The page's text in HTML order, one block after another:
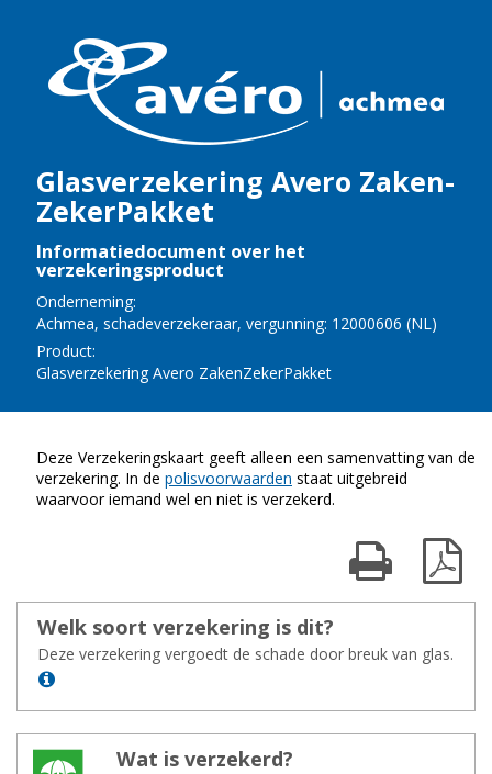
Glas­ver­ze­ke­ring Avero Za­ken­
Ze­ker­Pak­ket
Informatiedocument over het
verzekeringsproduct
Onderneming:
Ach­mea, scha­de­ver­ze­ke­raar, vergunning: 12000606 (NL)
Product:
Glas­ver­ze­ke­ring Avero Za­ken­Ze­ker­Pak­ket
Deze Verzekeringskaart geeft alleen een samenvatting van de
verzekering. In de polisvoorwaarden staat uitgebreid
waarvoor iemand wel en niet is verzekerd.
Print kaart
Welk soort ver­ze­ke­ring is dit?
Deze verzekering vergoedt de schade door breuk van glas.
Lees meer
Wat is ver­ze­kerd?